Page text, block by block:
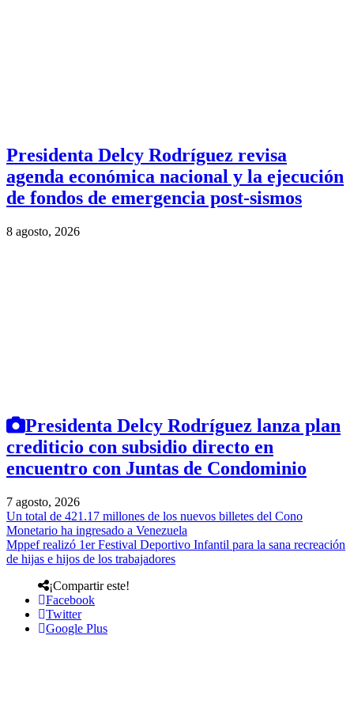
Presidenta Delcy Rodríguez revisa
agenda económica nacional y la ejecución
de fondos de emergencia post-sismos
8 agosto, 2026
Presidenta Delcy Rodríguez lanza plan
crediticio con subsidio directo en
encuentro con Juntas de Condominio
7 agosto, 2026
Un total de 421.17 millones de los nuevos billetes del Cono
Monetario ha ingresado a Venezuela
Mppef realizó 1er Festival Deportivo Infantil para la sana recreación
de hijas e hijos de los trabajadores
¡Compartir este!
Facebook
Twitter
Google Plus